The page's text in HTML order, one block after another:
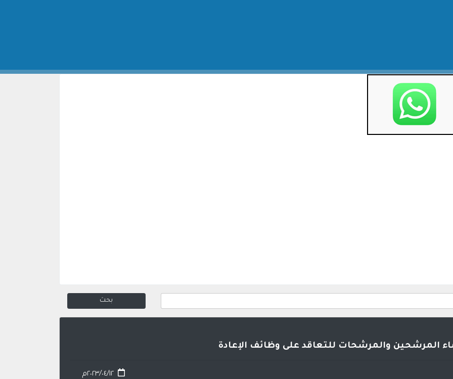
المرشحين والمرشحات للتعاقد على وظائف الإعادة
٢٠٢٣/٠٤/١٢م